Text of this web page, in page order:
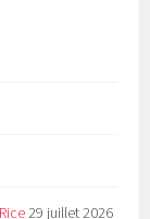
29 juillet 2026